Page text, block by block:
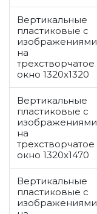
Вертикальные
пластиковые с
изображениями
на
трехстворчатое
окно 1320x1320
Вертикальные
пластиковые с
изображениями
на
трехстворчатое
окно 1320x1470
Вертикальные
пластиковые с
изображениями